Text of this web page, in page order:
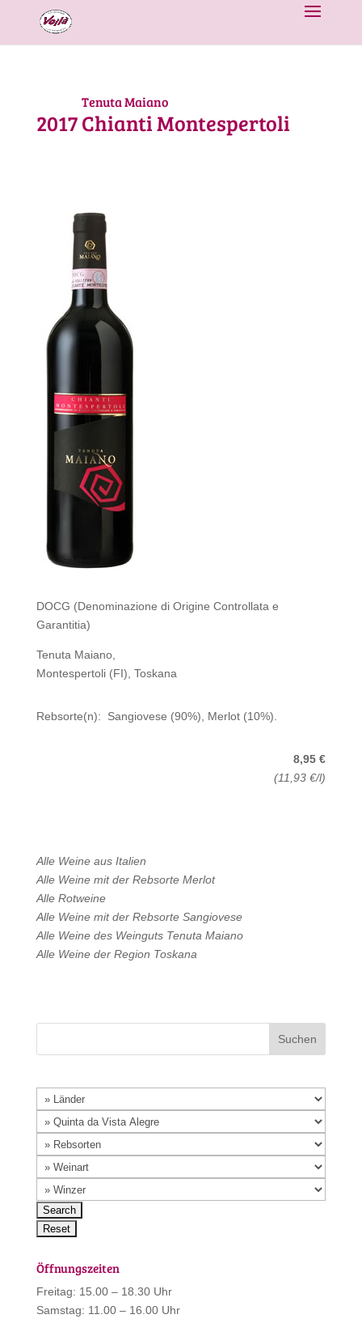
2017
Tenuta Maiano
Chianti Montespertoli
DOCG (Denominazione di Origine Controllata e
Garantitia)
Tenuta Maiano,
Montespertoli (FI), Toskana
Rebsorte(n): Sangiovese (90%), Merlot (10%).
8,95 €
(11,93 €/l)
Alle Weine aus Italien
Alle Weine mit der Rebsorte Merlot
Alle Rotweine
Alle Weine mit der Rebsorte Sangiovese
Alle Weine des Weinguts Tenuta Maiano
Alle Weine der Region Toskana
Öffnungszeiten
Freitag: 15.00 – 18.30 Uhr
Samstag: 11.00 – 16.00 Uhr